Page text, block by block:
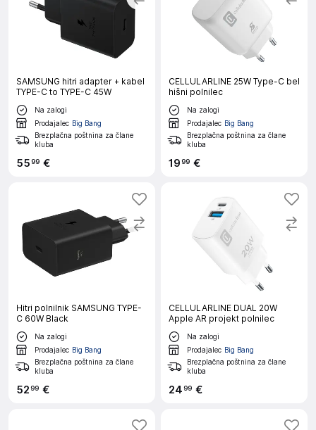
SAMSUNG hitri adapter + kabel
TYPE-C to TYPE-C 45W
Na zalogi
Prodajalec Big Bang
Brezplačna poštnina za člane
kluba
5599 €
CELLULARLINE 25W Type-C bel
hišni polnilec
Na zalogi
Prodajalec Big Bang
Brezplačna poštnina za člane
kluba
1999 €
Hitri polnilnik SAMSUNG TYPE-
C 60W Black
Na zalogi
Prodajalec Big Bang
Brezplačna poštnina za člane
kluba
5299 €
CELLULARLINE DUAL 20W
Apple AR projekt polnilec
Na zalogi
Prodajalec Big Bang
Brezplačna poštnina za člane
kluba
2499 €